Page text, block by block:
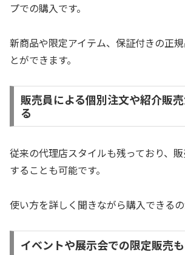
プでの購入です。
新商品や限定アイテム、保証付きの正
とができます。
販売員による個別注文や紹介販
る
従来の代理店スタイルも残っており、
することも可能です。
使い方を詳しく聞きながら購入できるの
イベントや展示会での限定販売